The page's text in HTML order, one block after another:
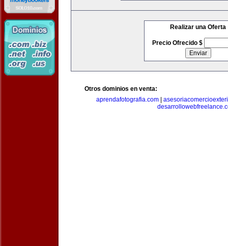
Realizar una Oferta
Precio Ofrecido $
Otros dominios en venta:
aprendafotografia.com